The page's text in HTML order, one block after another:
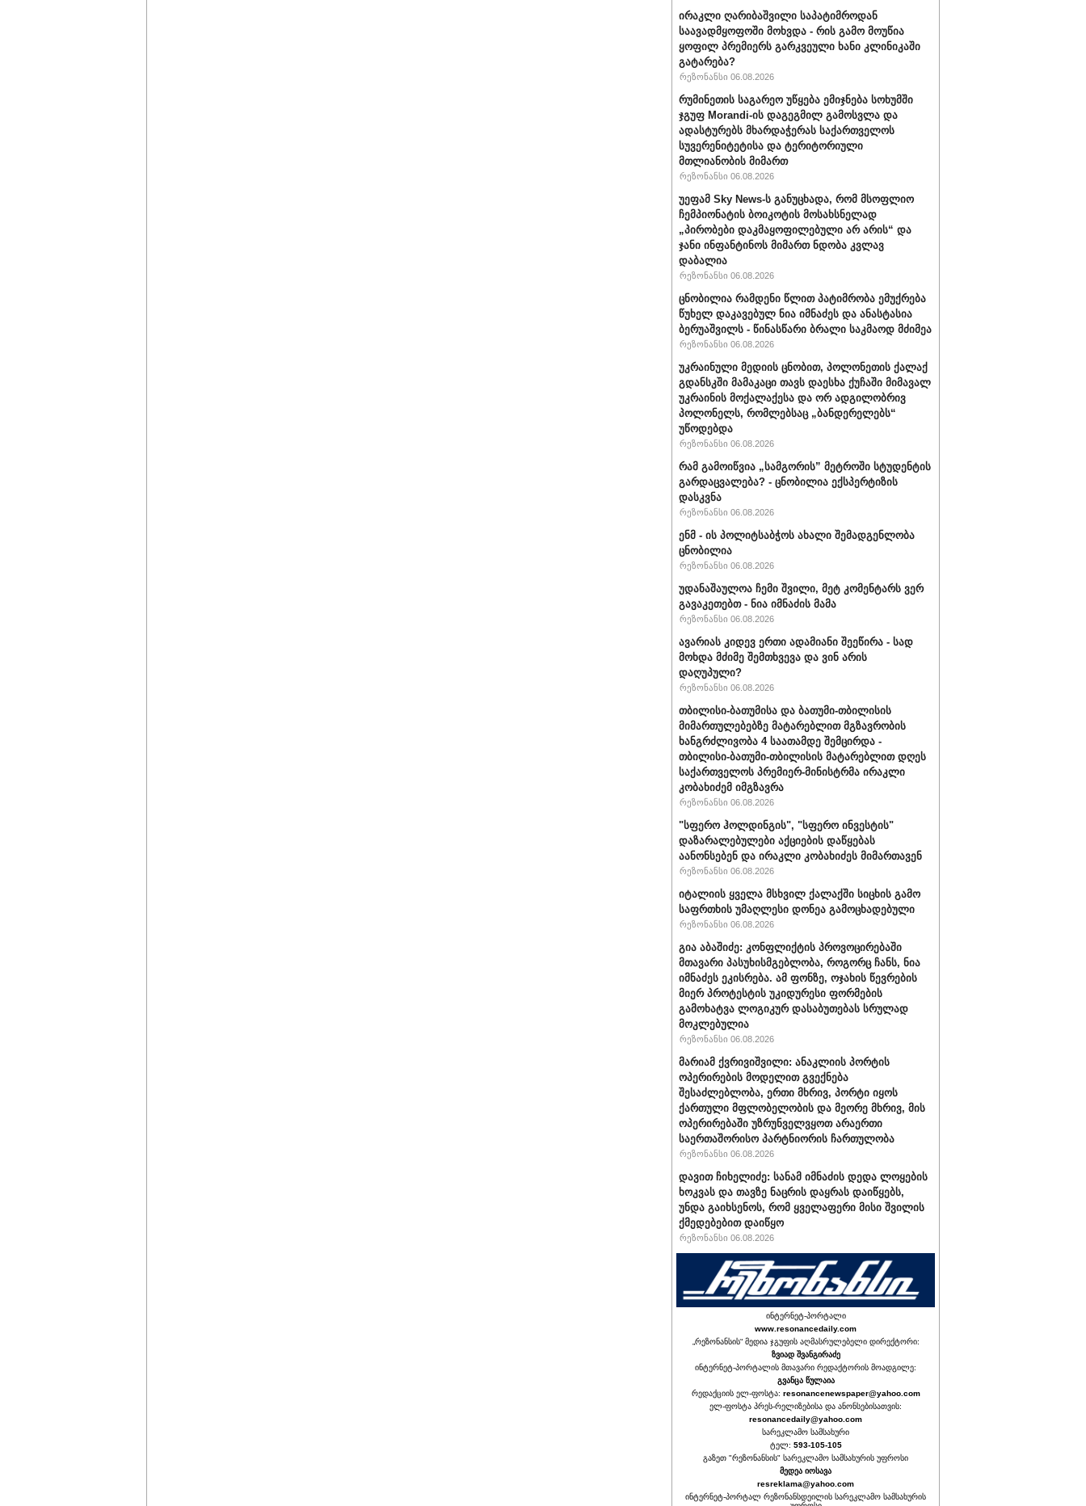
ირაკლი ღარიბაშვილი საპატიმროდან
საავადმყოფოში მოხვდა - რის გამო მოუწია
ყოფილ პრემიერს გარკვეული ხანი კლინიკაში
გატარება?
რეზონანსი 06.08.2026
რუმინეთის საგარეო უწყება ემიჯნება სოხუმში
ჯგუფ Morandi-ის დაგეგმილ გამოსვლა და
ადასტურებს მხარდაჭერას საქართველოს
სუვერენიტეტისა და ტერიტორიული
მთლიანობის მიმართ
რეზონანსი 06.08.2026
უეფამ Sky News-ს განუცხადა, რომ მსოფლიო
ჩემპიონატის ბოიკოტის მოსახსნელად
„პირობები დაკმაყოფილებული არ არის“ და
ჯანი ინფანტინოს მიმართ ნდობა კვლავ
დაბალია
რეზონანსი 06.08.2026
ცნობილია რამდენი წლით პატიმრობა ემუქრება
წუხელ დაკავებულ ნია იმნაძეს და ანასტასია
ბერუაშვილს - წინასწარი ბრალი საკმაოდ მძიმეა
რეზონანსი 06.08.2026
უკრაინული მედიის ცნობით, პოლონეთის ქალაქ
გდანსკში მამაკაცი თავს დაესხა ქუჩაში მიმავალ
უკრაინის მოქალაქესა და ორ ადგილობრივ
პოლონელს, რომლებსაც „ბანდერელებს“
უწოდებდა
რეზონანსი 06.08.2026
რამ გამოიწვია „სამგორის” მეტროში სტუდენტის
გარდაცვალება? - ცნობილია ექსპერტიზის
დასკვნა
რეზონანსი 06.08.2026
ენმ - ის პოლიტსაბჭოს ახალი შემადგენლობა
ცნობილია
რეზონანსი 06.08.2026
უდანაშაულოა ჩემი შვილი, მეტ კომენტარს ვერ
გავაკეთებთ - ნია იმნაძის მამა
რეზონანსი 06.08.2026
ავარიას კიდევ ერთი ადამიანი შეეწირა - სად
მოხდა მძიმე შემთხვევა და ვინ არის
დაღუპული?
რეზონანსი 06.08.2026
თბილისი-ბათუმისა და ბათუმი-თბილისის
მიმართულებებზე მატარებლით მგზავრობის
ხანგრძლივობა 4 საათამდე შემცირდა -
თბილისი-ბათუმი-თბილისის მატარებლით დღეს
საქართველოს პრემიერ-მინისტრმა ირაკლი
კობახიძემ იმგზავრა
რეზონანსი 06.08.2026
"სფერო ჰოლდინგის", "სფერო ინვესტის"
დაზარალებულები აქციების დაწყებას
აანონსებენ და ირაკლი კობახიძეს მიმართავენ
რეზონანსი 06.08.2026
იტალიის ყველა მსხვილ ქალაქში სიცხის გამო
საფრთხის უმაღლესი დონეა გამოცხადებული
რეზონანსი 06.08.2026
გია აბაშიძე: კონფლიქტის პროვოცირებაში
მთავარი პასუხისმგებლობა, როგორც ჩანს, ნია
იმნაძეს ეკისრება. ამ ფონზე, ოჯახის წევრების
მიერ პროტესტის უკიდურესი ფორმების
გამოხატვა ლოგიკურ დასაბუთებას სრულად
მოკლებულია
რეზონანსი 06.08.2026
მარიამ ქვრივიშვილი: ანაკლიის პორტის
ოპერირების მოდელით გვექნება
შესაძლებლობა, ერთი მხრივ, პორტი იყოს
ქართული მფლობელობის და მეორე მხრივ, მის
ოპერირებაში უზრუნველვყოთ არაერთი
საერთაშორისო პარტნიორის ჩართულობა
რეზონანსი 06.08.2026
დავით ჩიხელიძე: სანამ იმნაძის დედა ლოყების
ხოკვას და თავზე ნაცრის დაყრას დაიწყებს,
უნდა გაიხსენოს, რომ ყველაფერი მისი შვილის
ქმედებებით დაიწყო
რეზონანსი 06.08.2026
ინტერნეტ-პორტალი
www.resonancedaily.com
„რეზონანსის“ მედია ჯგუფის აღმასრულებელი დირექტორი:
ზვიად შვანგირაძე
ინტერნეტ-პორტალის მთავარი რედაქტორის მოადგილე:
გვანცა წულაია
რედაქციის ელ-ფოსტა: resonancenewspaper@yahoo.com
ელ-ფოსტა პრეს-რელიზებისა და ანონსებისათვის:
resonancedaily@yahoo.com
სარეკლამო სამსახური
ტელ: 593-105-105
გაზეთ "რეზონანსის" სარეკლამო სამსახურის უფროსი
მედეა იოსავა
resreklama@yahoo.com
ინტერნეტ-პორტალ რეზონანსდეილის სარეკლამო სამსახურის